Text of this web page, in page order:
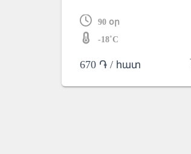
90 օր
-18˚C
670 ֏ / հատ